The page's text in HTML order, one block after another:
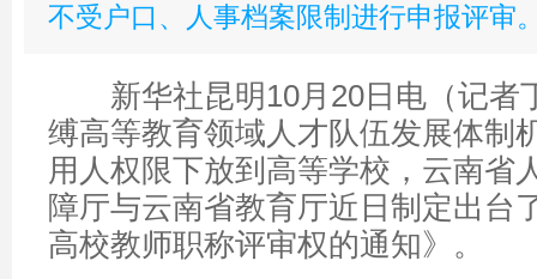
不受户口、人事档案限制进行申报评审
新华社昆明10月20日电（记者
缚高等教育领域人才队伍发展体制
用人权限下放到高等学校，云南省
障厅与云南省教育厅近日制定出台
高校教师职称评审权的通知》。